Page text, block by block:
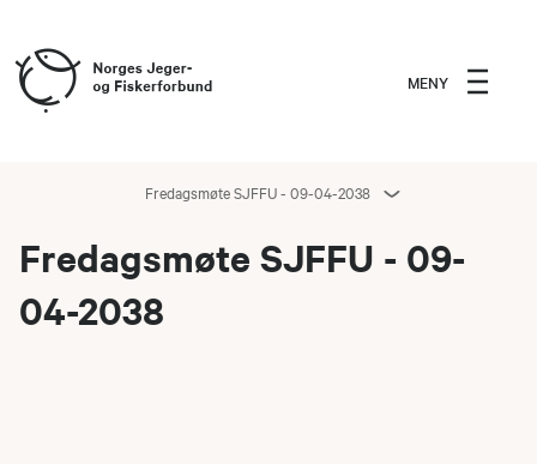
MENY
Fredagsmøte SJFFU - 09-04-2038
Fredagsmøte SJFFU - 09-
04-2038